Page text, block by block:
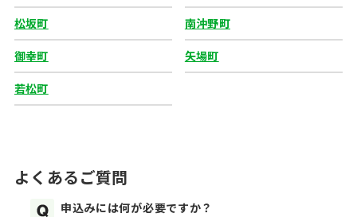
松坂町 南沖野町
御幸町 矢場町
若松町
よくあるご質問
申込みには何が必要ですか？